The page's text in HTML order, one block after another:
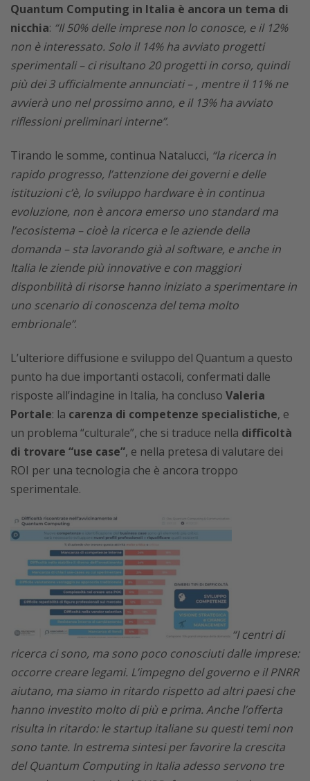
Quantum Computing in Italia è ancora un tema di
nicchia: “Il 50% delle imprese non lo conosce, e il 12%
non è interessato. Solo il 14% ha avviato progetti
sperimentali – ci risultano 20 progetti in corso, quindi
più dei 3 ufficialmente annunciati – , mentre il 11% ne
avvierà uno nel prossimo anno, e il 13% ha avviato
riflessioni preliminari interne”.
Tirando le somme, continua Natalucci, “la ricerca in
rapido progresso, l’attenzione dei governi e delle
istituzioni c’è, lo sviluppo hardware è in continua
evoluzione, non è ancora emerso uno standard ma
l’ecosistema – cioè la ricerca e le aziende della
domanda – sta lavorando già al software, e anche in
Italia le ziende più innovative e con maggiori
disponbilità di risorse hanno iniziato a sperimentare in
uno scenario di conoscenza del tema molto
embrionale”.
L’ulteriore diffusione e sviluppo del Quantum a questo
punto ha due importanti ostacoli, confermati dalle
risposte all’indagine in Italia, ha concluso Valeria
Portale: la carenza di competenze specialistiche, e
un problema “culturale”, che si traduce nella difficoltà
di trovare “use case”, e nella pretesa di valutare dei
ROI per una tecnologia che è ancora troppo
sperimentale.
“I centri di
ricerca ci sono, ma sono poco conosciuti dalle imprese:
occorre creare legami. L’impegno del governo e il PNRR
aiutano, ma siamo in ritardo rispetto ad altri paesi che
hanno investito molto di più e prima. Anche l’offerta
risulta in ritardo: le startup italiane su questi temi non
sono tante. In estrema sintesi per favorire la crescita
del Quantum Computing in Italia adesso servono tre